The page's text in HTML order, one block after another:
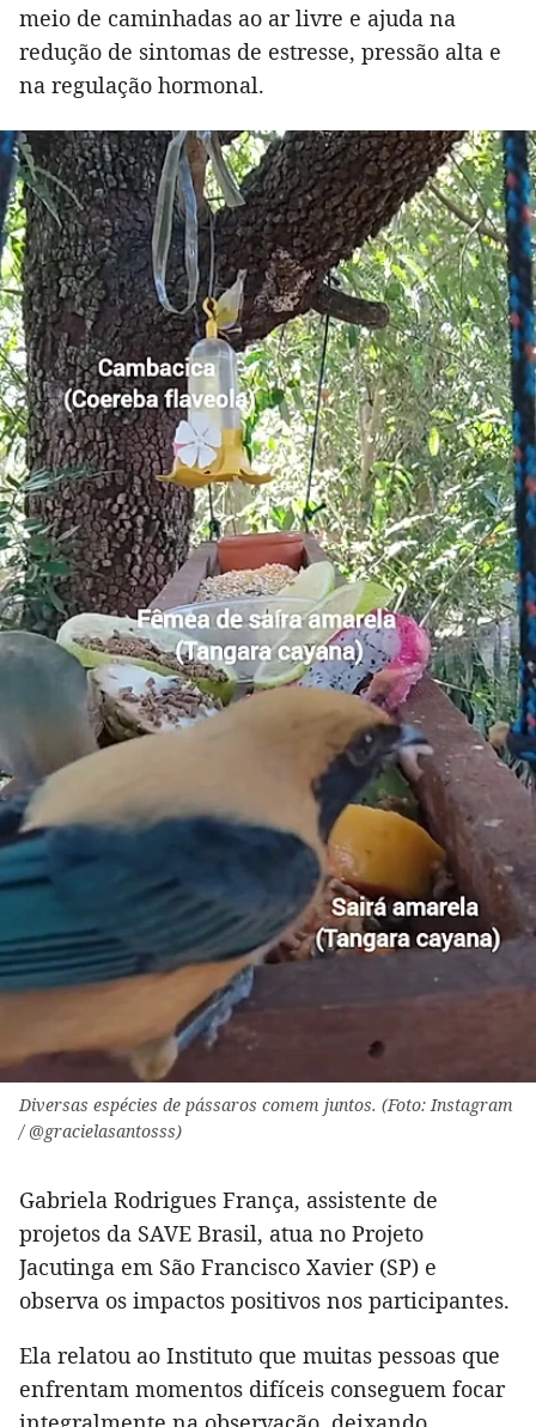
meio de caminhadas ao ar livre e ajuda na
redução de sintomas de estresse, pressão alta e
na regulação hormonal.
Diversas espécies de pássaros comem juntos. (Foto: Instagram
/ @gracielasantosss)
Gabriela Rodrigues França, assistente de
projetos da SAVE Brasil, atua no Projeto
Jacutinga em São Francisco Xavier (SP) e
observa os impactos positivos nos participantes.
Ela relatou ao Instituto que muitas pessoas que
enfrentam momentos difíceis conseguem focar